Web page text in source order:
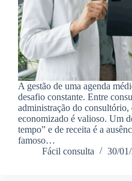
A gestão de uma agenda
desafio constante. Entre
administração do
economizado é valioso. Um
tempo” e de receita é a
famoso…
Fácil consulta
30/